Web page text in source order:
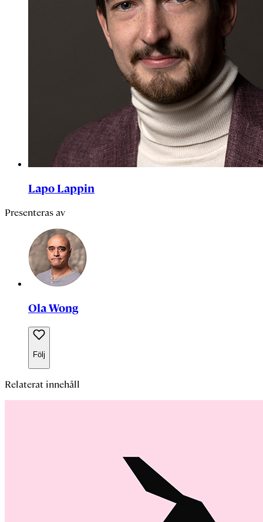
Lapo Lappin
Presenteras av
Ola Wong
Följ
Relaterat innehåll